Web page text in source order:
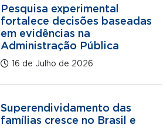
Pesquisa experimental
fortalece decisões baseadas
em evidências na
Administração Pública
16 de Julho de 2026
Superendividamento das
famílias cresce no Brasil e